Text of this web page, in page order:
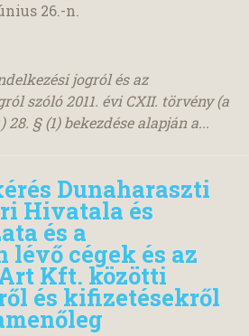
26.-n.
jogról és az
szóló 2011. évi CXII. törvény (a
§ (1) bekezdése alapján a...
Dunaharaszti
Hivatala és
és a
lévő cégek és az
Kft. közötti
és kifizetésekről